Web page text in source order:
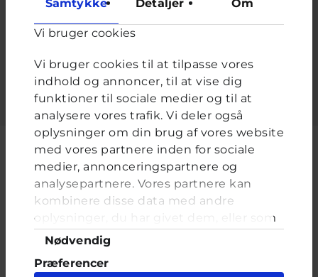
Samtykke Detaljer Om
Vi bruger cookies
Vi bruger cookies til at tilpasse vores
indhold og annoncer, til at vise dig
funktioner til sociale medier og til at
analysere vores trafik. Vi deler også
oplysninger om din brug af vores website
med vores partnere inden for sociale
medier, annonceringspartnere og
analysepartnere. Vores partnere kan
kombinere disse data med andre
oplysninger, du har givet dem, eller som
de har indsamlet fra din brug af deres
tjenester. Du samtykker til vores cookies,
hvis du fortsætter med at anvende vores
Samtykkevalg
Nødvendig
Præferencer
Adgangskode*
Cyberhus er et klubhus på nettet for dig op til 25 år. Du kan skrive til
en voksen og få rådgivning i vores brevkasser og chat, dele dine
tanker i ung-til-ung eller bare hænge ud, og læse med. I Cyberhus
kan du være dig selv, og har du brug for en voksen, vil vi gerne lytte